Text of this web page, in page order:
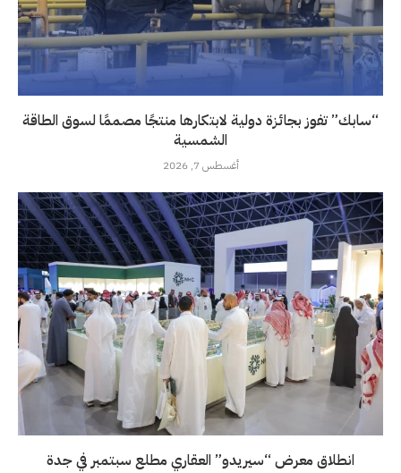
“سابك” تفوز بجائزة دولية لابتكارها منتجًا مصممًا لسوق الطاقة
الشمسية
أغسطس 7, 2026
انطلاق معرض “سيريدو” العقاري مطلع سبتمبر في جدة